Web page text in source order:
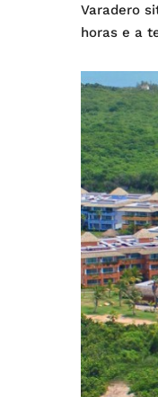
Varadero
horas e a